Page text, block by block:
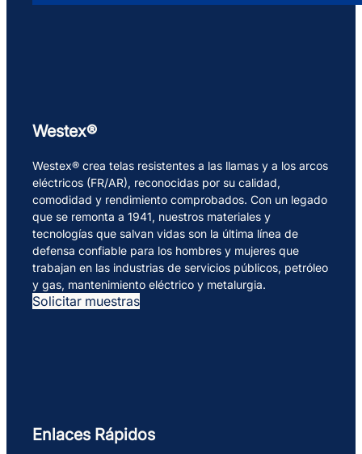
Westex®
Westex® crea telas resistentes a las llamas y a los arcos
eléctricos (FR/AR), reconocidas por su calidad,
comodidad y rendimiento comprobados. Con un legado
que se remonta a 1941, nuestros materiales y
tecnologías que salvan vidas son la última línea de
defensa confiable para los hombres y mujeres que
trabajan en las industrias de servicios públicos, petróleo
y gas, mantenimiento eléctrico y metalurgia.
Solicitar muestras
Enlaces Rápidos